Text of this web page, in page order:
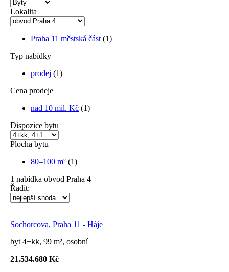
Lokalita
Praha 11 městská část (1)
Typ nabídky
prodej (1)
Cena prodeje
nad 10 mil. Kč (1)
Dispozice bytu
Plocha bytu
80–100 m² (1)
1 nabídka obvod Praha 4
Řadit:
Sochorcova, Praha 11 - Háje
byt 4+kk, 99 m², osobní
21.534.680 Kč